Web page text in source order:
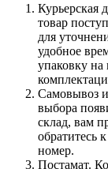
Курьерская
товар
для
удобное
упаковку на
Самовывоз
выбора
склад, вам
обратитесь
номер.
Постамат.